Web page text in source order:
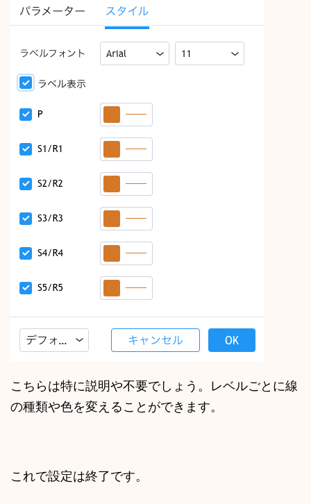
こちらは特に説明や不要でしょう。レベルごとに線
の種類や色を変えることができます。
これで設定は終了です。